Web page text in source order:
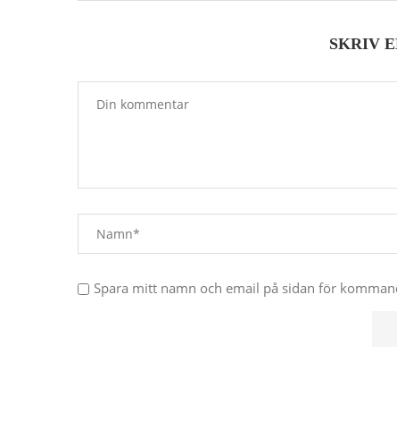
SKRIV
Spara mitt namn och email på sidan för